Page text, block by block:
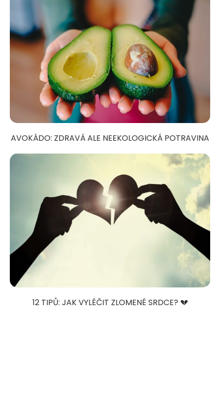
AVOKÁDO: ZDRAVÁ ALE NEEKOLOGICKÁ POTRAVINA
12 TIPŮ: JAK VYLÉČIT ZLOMENÉ SRDCE? 💔